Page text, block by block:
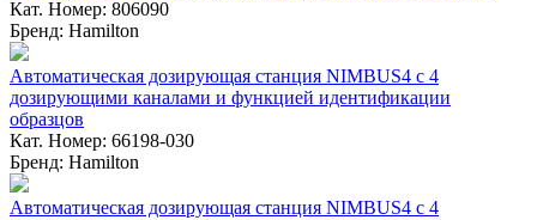
Кат. Номер: 806090
Бренд: Hamilton
Автоматическая дозирующая станция NIMBUS4 с 4
дозирующими каналами и функцией идентификации
образцов
Кат. Номер: 66198-030
Бренд: Hamilton
Автоматическая дозирующая станция NIMBUS4 с 4